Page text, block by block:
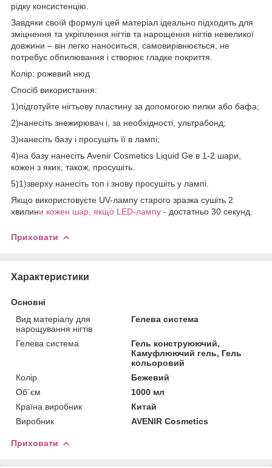
рідку консистенцію.
Завдяки своїй формулі цей матеріал ідеально підходить для
зміцнення та укріплення нігтів та нарощення нігтів невеликої
довжини – він легко наноситься, самовирівнюється, не
потребує обпилювання і створює гладке покриття.
Колір: рожевий нюд
Спосіб використання:
1)підготуйте нігтьову пластину за допомогою пилки або бафа;
2)нанесіть знежирювач і, за необхідності, ультрабонд;
3)нанесіть базу і просушіть її в лампі;
4)на базу нанесіть Avenir Cosmetics Liquid Ge в 1-2 шари,
кожен з яких, також, просушіть.
5)1)зверху нанесіть топ і знову просушіть у лампі.
Якщо використовуєте UV-лампу старого зразка сушіть 2
хвилини кожен шар, якщо LED-лампу - достатньо 30 секунд.
Приховати
Характеристики
Основні
Вид матеріалу для
нарощування нігтів
Гелева система
Гелева система
Гель конструюючий,
Камуфлюючий гель, Гель
кольоровий
Колір
Бежевий
Об`єм
1000 мл
Країна виробник
Китай
Виробник
AVENIR Cosmetics
Приховати